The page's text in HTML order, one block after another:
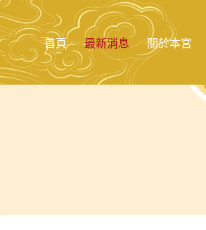
跳
至
主
要
內
首頁 最新消息 關於本宮